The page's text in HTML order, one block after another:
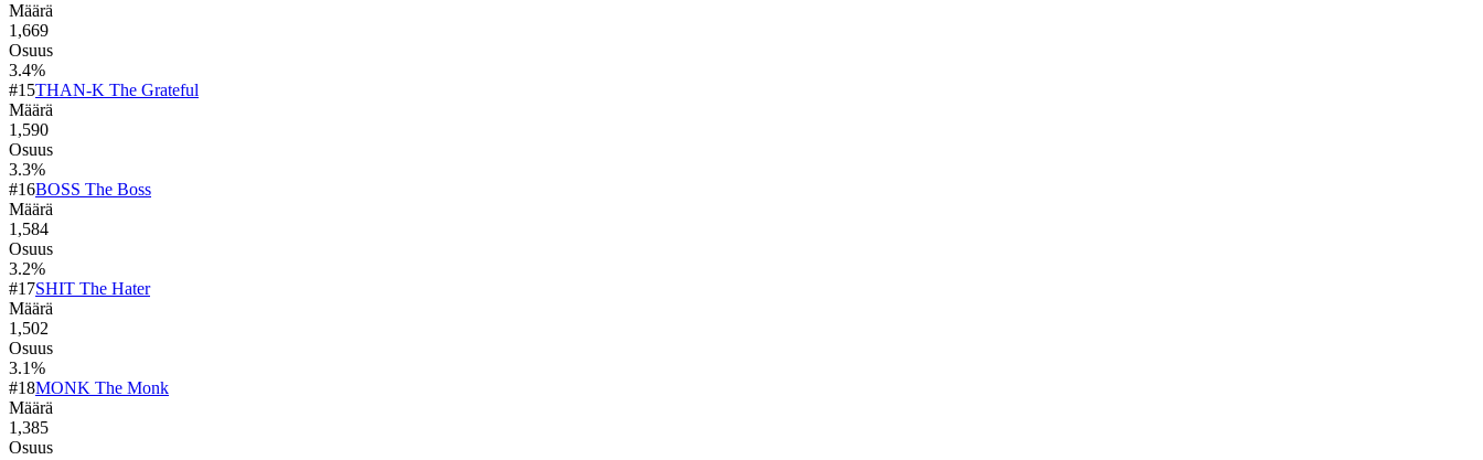
Määrä
1,669
Osuus
3.4%
#15THAN-K The Grateful
Määrä
1,590
Osuus
3.3%
#16BOSS The Boss
Määrä
1,584
Osuus
3.2%
#17SHIT The Hater
Määrä
1,502
Osuus
3.1%
#18MONK The Monk
Määrä
1,385
Osuus